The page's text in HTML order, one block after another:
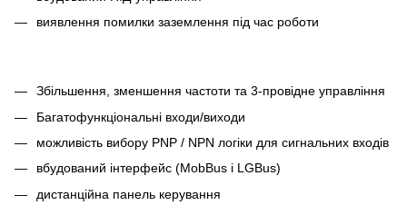
виявлення помилки заземлення під час роботи
Збільшення, зменшення частоти та 3-провідне управління
Багатофункціональні входи/виходи
можливість вибору PNP / NPN логіки для сигнальних входів
вбудований інтерфейс (MobBus i LGBus)
дистанційна панель керування